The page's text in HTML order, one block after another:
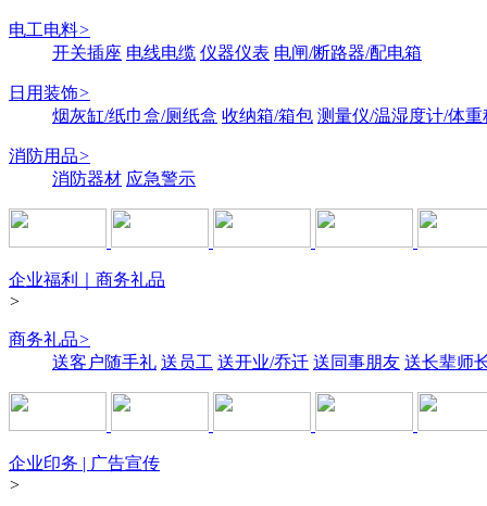
电工电料>
开关插座 电线电缆 仪器仪表 电闸/断路器/配电箱
日用装饰>
烟灰缸/纸巾盒/厕纸盒 收纳箱/箱包 测量仪/温湿度计/体重
消防用品>
消防器材 应急警示
企业福利｜商务礼品
>
商务礼品>
送客户随手礼 送员工 送开业/乔迁 送同事朋友 送长辈师
企业印务 | 广告宣传
>